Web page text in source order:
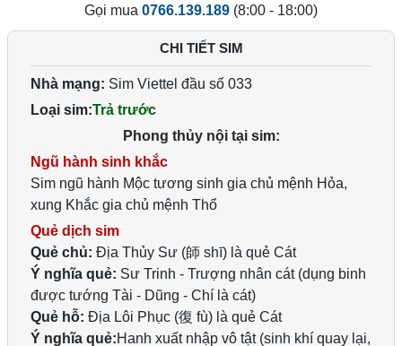
Gọi mua 0766.139.189 (8:00 - 18:00)
CHI TIẾT SIM
Nhà mạng: Sim Viettel đầu số 033
Loại sim:Trả trước
Phong thủy nội tại sim:
Ngũ hành sinh khắc
Sim ngũ hành Mộc tương sinh gia chủ mệnh Hỏa,
xung Khắc gia chủ mệnh Thổ
Quẻ dịch sim
Quẻ chủ: Địa Thủy Sư (師 shī) là quẻ Cát
Ý nghĩa quẻ: Sư Trinh - Trượng nhân cát (dụng binh
được tướng Tài - Dũng - Chí là cát)
Quẻ hỗ: Địa Lôi Phục (復 fù) là quẻ Cát
Ý nghĩa quẻ:Hanh xuất nhập vô tật (sinh khí quay lại,